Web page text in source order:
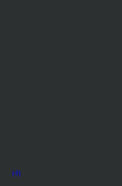
(4)